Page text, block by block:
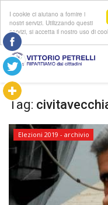
I cookie ci aiutano a fornire i
nostri servizi. Utilizzando questi
servizi, si accetta il nostro uso di
Tag:
Elezioni 2019 - archivio